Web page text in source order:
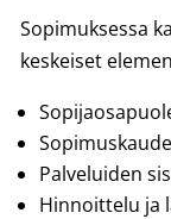
Sopimuksessa
keskeiset
Palveluiden
Hinnoittelu ja